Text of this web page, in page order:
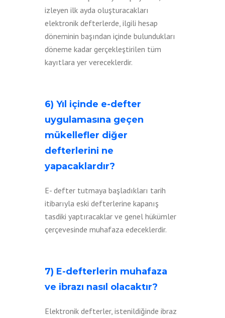
izleyen ilk ayda oluşturacakları
elektronik defterlerde, ilgili hesap
döneminin başından içinde bulundukları
döneme kadar gerçekleştirilen tüm
kayıtlara yer vereceklerdir.
6) Yıl içinde e-defter
uygulamasına geçen
mükellefler diğer
defterlerini ne
yapacaklardır?
E- defter tutmaya başladıkları tarih
itibarıyla eski defterlerine kapanış
tasdiki yaptıracaklar ve genel hükümler
çerçevesinde muhafaza edeceklerdir.
7) E-defterlerin muhafaza
ve ibrazı nasıl olacaktır?
Elektronik defterler, istenildiğinde ibraz